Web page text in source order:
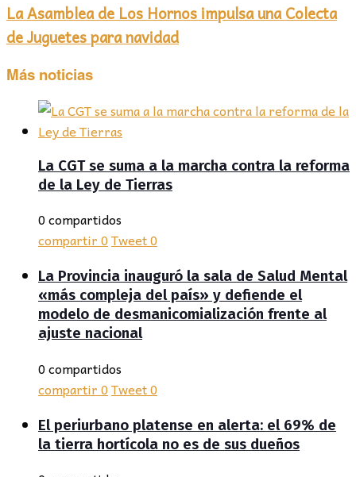
La Asamblea de Los Hornos impulsa una Colecta
de Juguetes para navidad
Más noticias
La CGT se suma a la marcha contra la reforma
de la Ley de Tierras
0 compartidos
compartir0Tweet0
La Provincia inauguró la sala de Salud Mental
«más compleja del país» y defiende el
modelo de desmanicomialización frente al
ajuste nacional
0 compartidos
compartir0Tweet0
El periurbano platense en alerta: el 69% de
la tierra hortícola no es de sus dueños